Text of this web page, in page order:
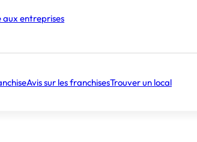
aux entreprises
Avis sur les franchisesTrouver un local
Vérébo
& Jardin